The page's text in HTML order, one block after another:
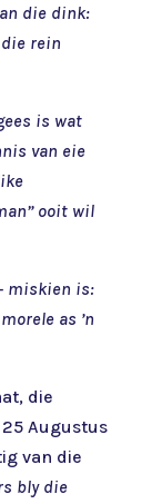
die dink:
rein
is wat
van eie
ooit wil
miskien is:
as ’n
die
Augustus
van die
bly die